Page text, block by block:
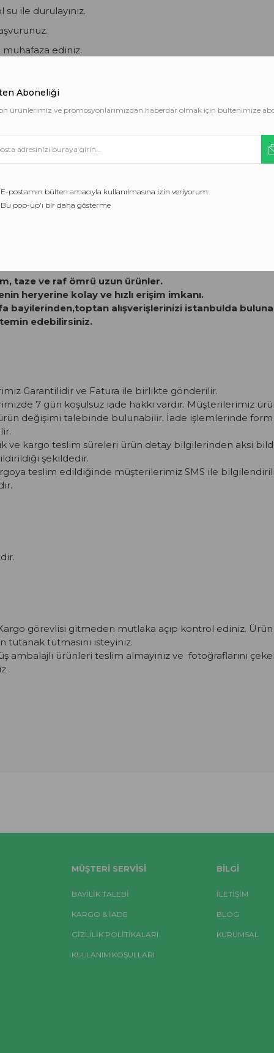
su ile durulayınız.
muhafaza ediniz.
ediniz.
ve sorunsuz ürün.
taze ve raf ömrü uzun ürünler.
heryerine kolay ve hızlı erişim imkanı.
bayilerinden,toptan alışverişlerinizi istanbulda
temin edebilirsiniz.
Garantilidir ve Fatura ile birlikte gönderilir.
7 gün koşulsuz iade hakkı vardır. Müşterilerimiz
değişimi talebinde bulunabilir. İade işlemlerinde
ve kargo teslim süreleri ürün detay bilgilerinden aksi
şekildedir.
teslim edildiğinde müşterilerimiz SMS ile
görevlisi gitmeden mutlaka açıp kontrol ediniz.
tutanak tutmasını isteyiniz.
ambalajlı ürünleri teslim almayınız ve fotoğraflarını
MÜŞTERI SERVISI
BAYİLİK TALEBİ
KARGO & İADE
GİZLİLİK POLİTİKALARI
KULLANIM KOŞULLARI
BILGI
İLETİŞİM
BLOG
KURUMSAL
hizmetlerimizi sunmamıza yardımcı olur.
kullanarak çerez kullanımımızı kabul etmiş olursunuz.
DAHA FAZLA BILGI EDIN
Aboneliği
ürünlerimiz ve promosyonlarımızdan haberdar olmak için bültenimize
E-postamın bülten amacıyla kullanılmasına izin veriyorum
Bu pop-up'ı bir daha gösterme